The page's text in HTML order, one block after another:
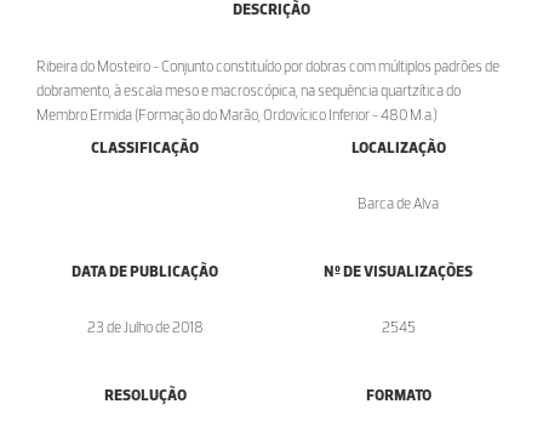
DESCRIÇÃO
Ribeira do Mosteiro - Conjunto constituído por dobras com múltiplos padrões de
dobramento, à escala meso e macroscópica, na sequência quartzítica do
Membro Ermida (Formação do Marão, Ordovícico Inferior - 480 M.a.)
CLASSIFICAÇÃO
LOCALIZAÇÃO
Barca de Alva
DATA DE PUBLICAÇÃO
23 de Julho de 2018
Nº DE VISUALIZAÇÕES
2545
RESOLUÇÃO FORMATO